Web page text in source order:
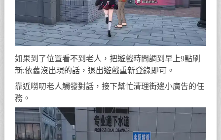
如果到了位置看不到老人，把遊戲時間調到早上9點刷
新;依舊沒出現的話，退出遊戲重新登錄即可。
靠近嘮叨老人觸發對話，接下幫忙清理街邊小廣告的任
務。